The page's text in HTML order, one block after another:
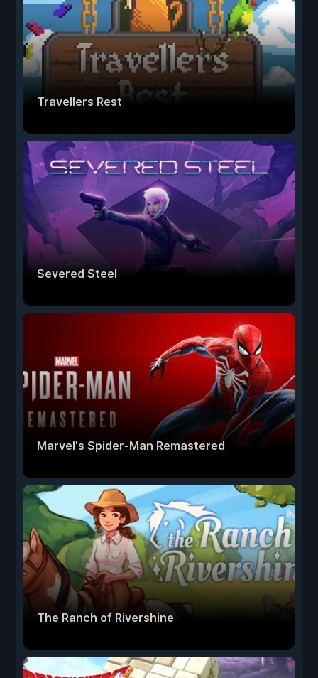
Travellers Rest
Severed Steel
Marvel's Spider-Man Remastered
The Ranch of Rivershine